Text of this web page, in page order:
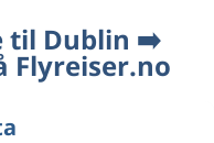
til Dublin ➡️
Flyreiser.no